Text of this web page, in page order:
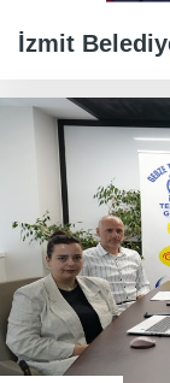
İzmit